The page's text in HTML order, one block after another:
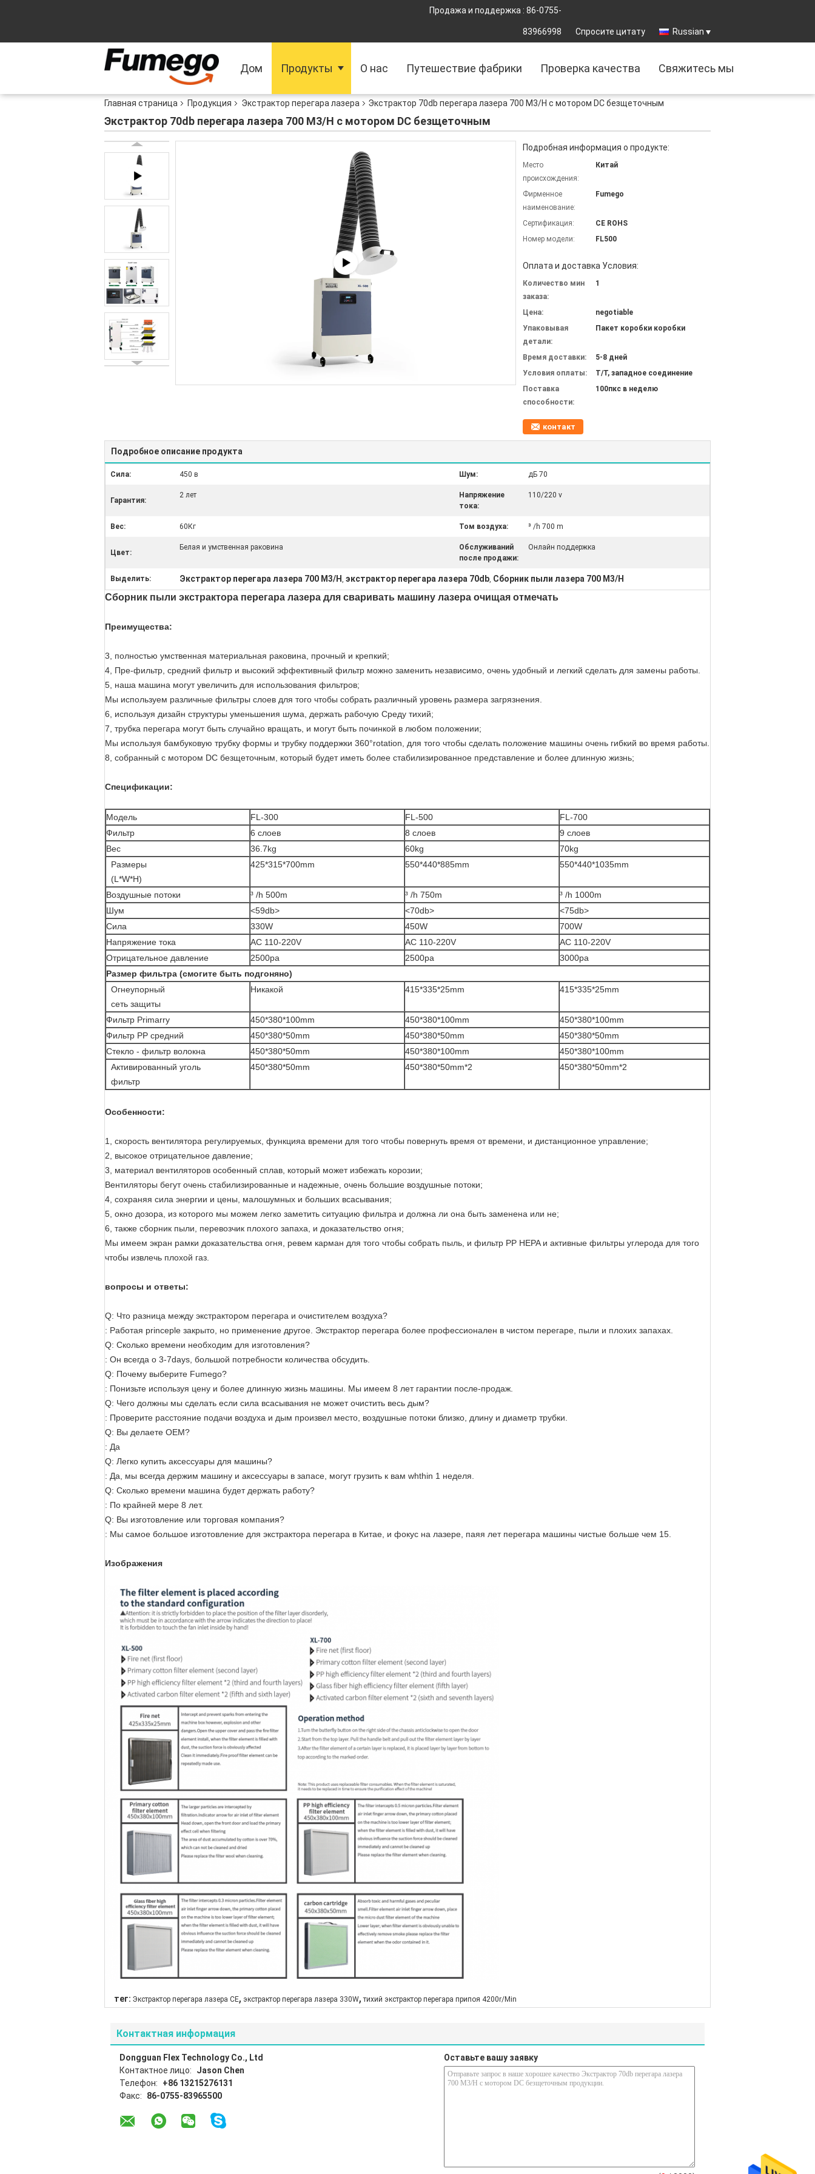
Продажа и поддержка : 86-0755-
83966998 Спросите цитату Russian
Дом Продукты О нас Путешествие фабрики Проверка качества Свяжитесь мы
Главная страница Продукция Экстрактор перегара лазера Экстрактор 70db перегара лазера 700 M3/H с мотором DC безщеточным
Экстрактор 70db перегара лазера 700 M3/H с мотором DC безщеточным
Подробная информация о продукте:
Место
происхождения:
Китай
Фирменное
наименование:
Fumego
Сертификация:
CE ROHS
Номер модели:
FL500
Оплата и доставка Условия:
Количество мин
заказа:
1
Цена:
negotiable
Упаковывая
детали:
Пакет коробки коробки
Время доставки:
5-8 дней
Условия оплаты:
T/T, западное соединение
Поставка
способности:
100пкс в неделю
контакт
Подробное описание продукта
Сила: 450 в Шум: дБ 70
Гарантия:
2 лет
Напряжение
тока:
110/220 v
Вес: 60Кг Том воздуха: ³ /h 700 m
Цвет:
Белая и умственная раковина
Обслуживаний
после продажи:
Онлайн поддержка
Выделить: Экстрактор перегара лазера 700 M3/H , экстрактор перегара лазера 70db, Сборник пыли лазера 700 M3/H
Сборник пыли экстрактора перегара лазера для сваривать машину лазера очищая отмечать
Преимущества:
3, полностью умственная материальная раковина, прочный и крепкий;
4, Пре-фильтр, средний фильтр и высокий эффективный фильтр можно заменить независимо, очень удобный и легкий сделать для замены работы.
5, наша машина могут увеличить для использования фильтров;
Мы используем различные фильтры слоев для того чтобы собрать различный уровень размера загрязнения.
6, используя дизайн структуры уменьшения шума, держать рабочую Среду тихий;
7, трубка перегара могут быть случайно вращать, и могут быть починкой в любом положении;
Мы используя бамбуковую трубку формы и трубку поддержки 360°rotation, для того чтобы сделать положение машины очень гибкий во время работы.
8, собранный с мотором DC безщеточным, который будет иметь более стабилизированное представление и более длинную жизнь;
Спецификации:
Модель FL-300 FL-500
FL-700
Фильтр
6 слоев 8 слоев
9 слоев
Вес
36.7kg 60kg
70kg
Размеры
(L*W*H)
425*315*700mm 550*440*885mm 550*440*1035mm
Воздушные потоки ³ /h 500m ³ /h 750m
³ /h 1000m
Шум
<59db> <70db>
<75db>
Сила
330W 450W
700W
Напряжение тока
AC 110-220V AC 110-220V
AC 110-220V
Отрицательное давление
2500pa 2500pa
3000pa
Размер фильтра (смогите быть подгоняно)
Огнеупорный
сеть защиты
Никакой 415*335*25mm 415*335*25mm
Фильтр Primarry 450*380*100mm 450*380*100mm
450*380*100mm
Фильтр PP средний
450*380*50mm 450*380*50mm
450*380*50mm
Стекло - фильтр волокна
450*380*50mm 450*380*100mm
450*380*100mm
Активированный уголь
фильтр
450*380*50mm 450*380*50mm*2 450*380*50mm*2
Особенности:
1, скорость вентилятора регулируемых, функцияа времени для того чтобы повернуть время от времени, и дистанционное управление;
2, высокое отрицательное давление;
3, материал вентиляторов особенный сплав, который может избежать корозии;
Вентиляторы бегут очень стабилизированные и надежные, очень большие воздушные потоки;
4, сохраняя сила энергии и цены, малошумных и больших всасывания;
5, окно дозора, из которого мы можем легко заметить ситуацию фильтра и должна ли она быть заменена или не;
6, также сборник пыли, перевозчик плохого запаха, и доказательство огня;
Мы имеем экран рамки доказательства огня, ревем карман для того чтобы собрать пыль, и фильтр PP HEPA и активные фильтры углерода для того
чтобы извлечь плохой газ.
вопросы и ответы:
Q: Что разница между экстрактором перегара и очистителем воздуха?
: Работая princeple закрыто, но применение другое. Экстрактор перегара более профессионален в чистом перегаре, пыли и плохих запахах.
Q: Сколько времени необходим для изготовления?
: Он всегда о 3-7days, большой потребности количества обсудить.
Q: Почему выберите Fumego?
: Понизьте используя цену и более длинную жизнь машины. Мы имеем 8 лет гарантии после-продаж.
Q: Чего должны мы сделать если сила всасывания не может очистить весь дым?
: Проверите расстояние подачи воздуха и дым произвел место, воздушные потоки близко, длину и диаметр трубки.
Q: Вы делаете OEM?
: Да
Q: Легко купить аксессуары для машины?
: Да, мы всегда держим машину и аксессуары в запасе, могут грузить к вам whthin 1 неделя.
Q: Сколько времени машина будет держать работу?
: По крайней мере 8 лет.
Q: Вы изготовление или торговая компания?
: Мы самое большое изготовление для экстрактора перегара в Китае, и фокус на лазере, паяя лет перегара машины чистые больше чем 15.
Изображения
тег: Экстрактор перегара лазера CE, экстрактор перегара лазера 330W, тихий экстрактор перегара припоя 4200r/Min
Контактная информация
Dongguan Flex Technology Co., Ltd
Контактное лицо:
Jason Chen
Телефон:
+86 13215276131
Факс:
86-0755-83965500
Оставьте вашу заявку